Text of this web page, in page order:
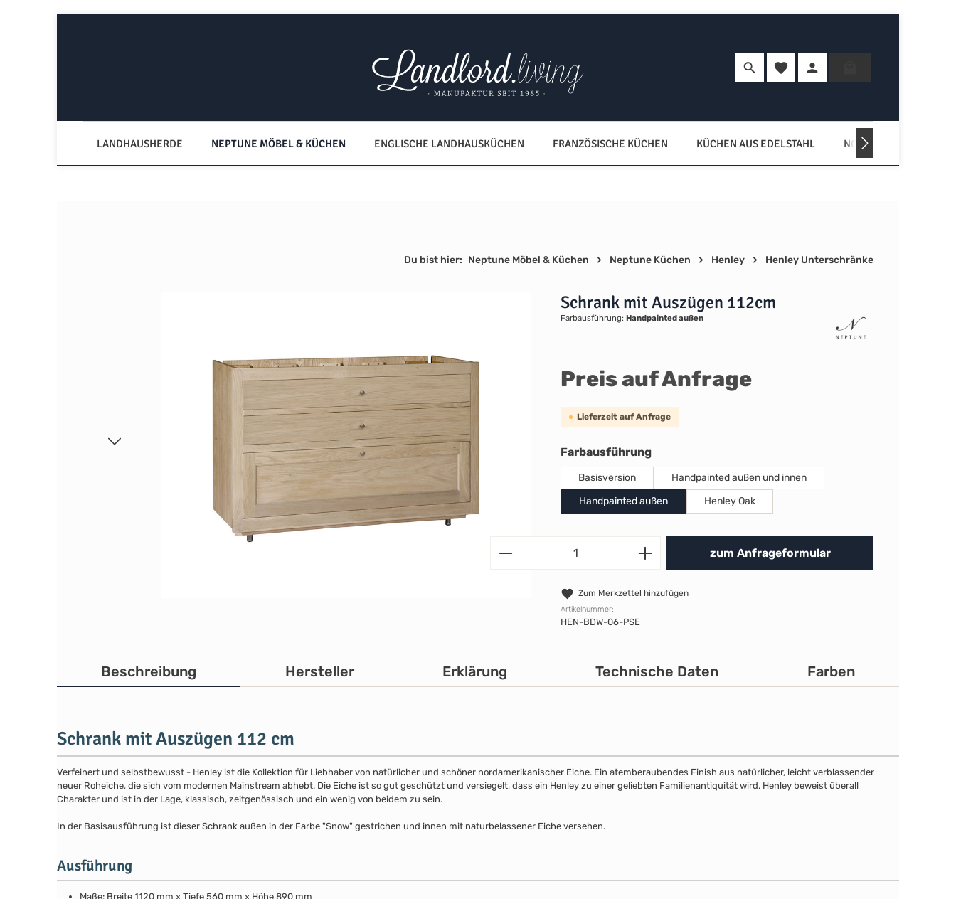
Du hast 0 Produkte auf dem Merkzettel
LANDHAUSHERDE NEPTUNE MÖBEL & KÜCHEN ENGLISCHE LANDHAUSKÜCHEN FRANZÖSISCHE KÜCHEN KÜCHEN AUS EDELSTAHL NORDISCHE KÜCHEN
Du bist hier: Neptune Möbel & Küchen Neptune Küchen Henley Henley Unterschränke
Schrank mit Auszügen 112cm
Farbausführung: Handpainted außen
Preis auf Anfrage
Lieferzeit auf Anfrage
Farbausführungauswählen
Basisversion
Handpainted außen und innen
Handpainted außen
Henley Oak
Produkt Anzahl: Gib den
zum Anfrageformular
Zum Merkzettel hinzufügen
Artikelnummer:
HEN-BDW-06-PSE
Beschreibung Hersteller Erklärung Technische Daten Farben
Schrank mit Auszügen 112 cm
Verfeinert und selbstbewusst - Henley ist die Kollektion für Liebhaber von natürlicher und schöner nordamerikanischer Eiche. Ein atemberaubendes Finish aus natürlicher, leicht verblassender
neuer Roheiche, die sich vom modernen Mainstream abhebt. Die Eiche ist so gut geschützt und versiegelt, dass ein Henley zu einer geliebten Familienantiquität wird. Henley beweist überall
Charakter und ist in der Lage, klassisch, zeitgenössisch und ein wenig von beidem zu sein.
In der Basisausführung ist dieser Schrank außen in der Farbe "Snow" gestrichen und innen mit naturbelassener Eiche versehen.
Ausführung
Maße: Breite 1120 mm x Tiefe 560 mm x Höhe 890 mm